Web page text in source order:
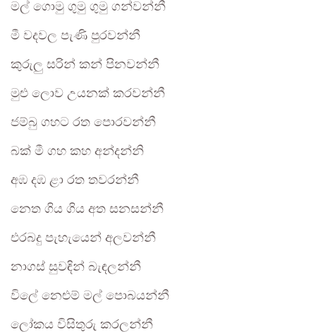
මල් ගොමු ගුමු ගුමු ගන්වන්නී
මී වදවල පැණි පුරවන්නී
කුරුලු සරින් කන් පිනවන්නී
මුළු ලොව උයනක් කරවන්නී
ජම්බු ගහට රත පොරවන්නී
බක් මී ගහ කහ අන්දන්නි
අඹ දඹ ළා රත තවරන්නී
නෙත ගිය ගිය අත සනසන්නී
එරබදු පැහැයෙන් අලවන්නී
නාගස් සුවඳින් බැඳලන්නී
විලේ නෙළුම් මල් පොබයන්නී
ලෝකය විසිතුරු කරලන්නී